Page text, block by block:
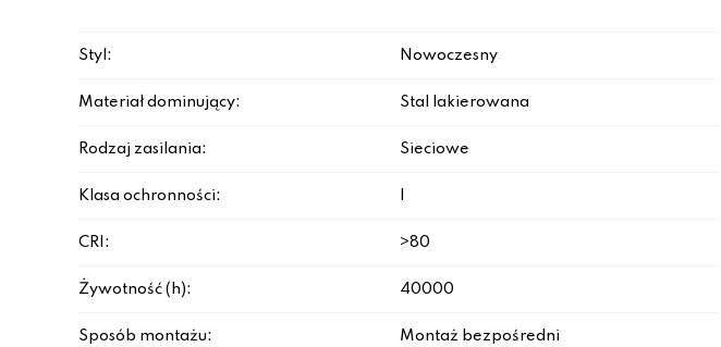
Styl: Nowoczesny
Materiał dominujący: Stal lakierowana
Rodzaj zasilania: Sieciowe
Klasa ochronności:
CRI: >80
Żywotność (h): 40000
Sposób montażu: Montaż bezpośredni